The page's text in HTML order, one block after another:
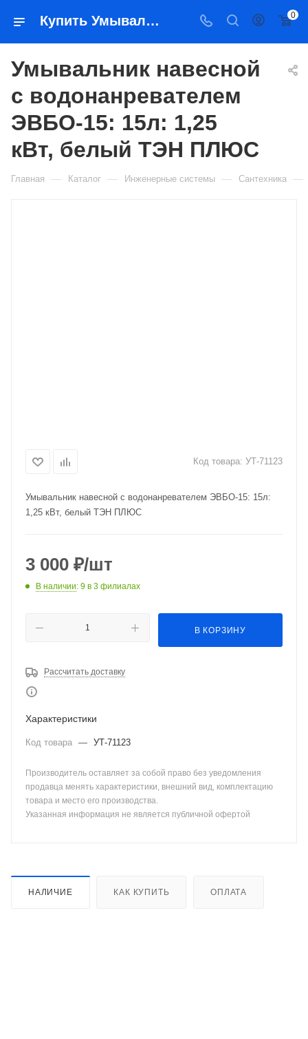
Купить Умывальник навесной с водонанревателем ЭВБО-15: 15л: 1,25 кВт, белый ТЭН ПЛЮС в Якутске — цена, характеристики, подбор | Востоктехторг 0
Умывальник навесной
с водонанревателем
ЭВБО-15: 15л: 1,25
кВт, белый ТЭН ПЛЮС
Главная — Каталог — Инженерные системы — Сантехника —
Код товара: УТ-71123
Умывальник навесной с водонанревателем ЭВБО-15: 15л:
1,25 кВт, белый ТЭН ПЛЮС
3 000 ₽/шт
В наличии: 9 в 3 филиалах
В КОРЗИНУ
Рассчитать доставку
Характеристики
Код товара — УТ-71123
Производитель оставляет за собой право без уведомления
продавца менять характеристики, внешний вид, комплектацию
товара и место его производства.
Указанная информация не является публичной офертой
НАЛИЧИЕ КАК КУПИТЬ ОПЛАТА